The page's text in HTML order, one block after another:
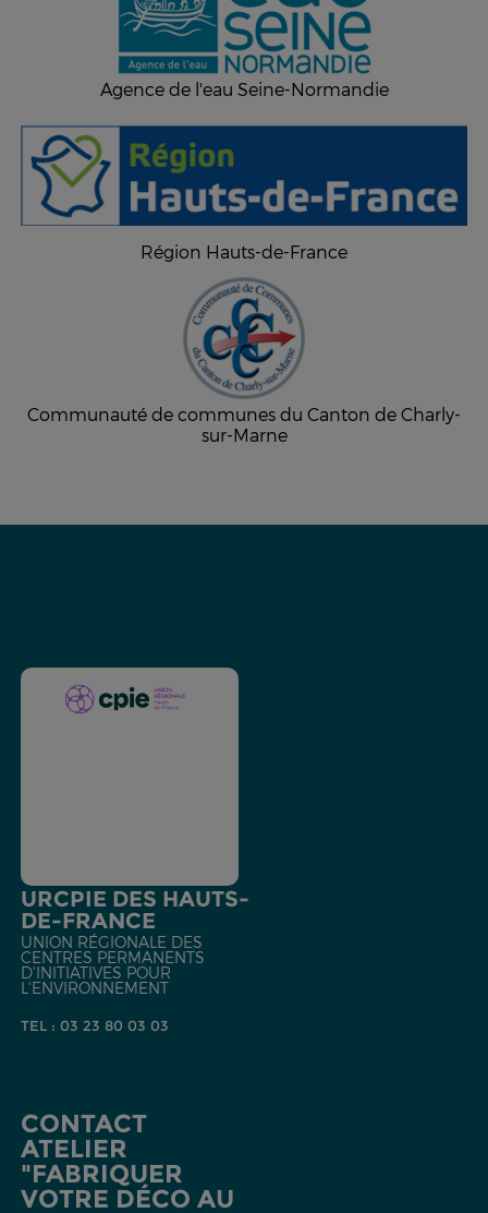
Agence de l'eau Seine-Normandie
Région Hauts-de-France
Communauté de communes du Canton de Charly-
sur-Marne
URCPIE DES HAUTS-
DE-FRANCE
UNION RÉGIONALE DES
CENTRES PERMANENTS
D'INITIATIVES POUR
L'ENVIRONNEMENT
TEL : 03 23 80 03 03
CONTACT
ATELIER
"FABRIQUER
VOTRE DÉCO AU